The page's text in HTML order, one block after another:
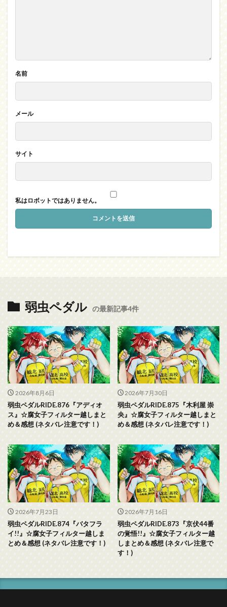
名前
メール
サイト
私はロボットではありません。
弱虫ペダル の最新記事4件
2026年8月6日
弱虫ペダルRIDE.876『アディオ
ス』☆腐女子フィルター越しまと
め＆感想 (ネタバレ注意です！)
2026年7月30日
弱虫ペダルRIDE.875『木利屋 崇
央』☆腐女子フィルター越しまと
め＆感想 (ネタバレ注意です！)
2026年7月23日
弱虫ペダルRIDE.874『バタフラ
イ!!』☆腐女子フィルター越しま
とめ＆感想 (ネタバレ注意です！)
2026年7月16日
弱虫ペダルRIDE.873『京伏44番
の覚悟!!』☆腐女子フィルター越
しまとめ＆感想 (ネタバレ注意で
す！)